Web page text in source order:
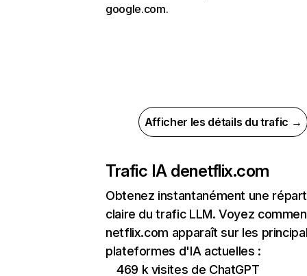
google.com.
Afficher les détails du trafic →
Trafic IA denetflix.com
Obtenez instantanément une
claire du trafic LLM. Voyez
netflix.com apparaît sur les
plateformes d'IA actuelles :
469 k visites de ChatGPT